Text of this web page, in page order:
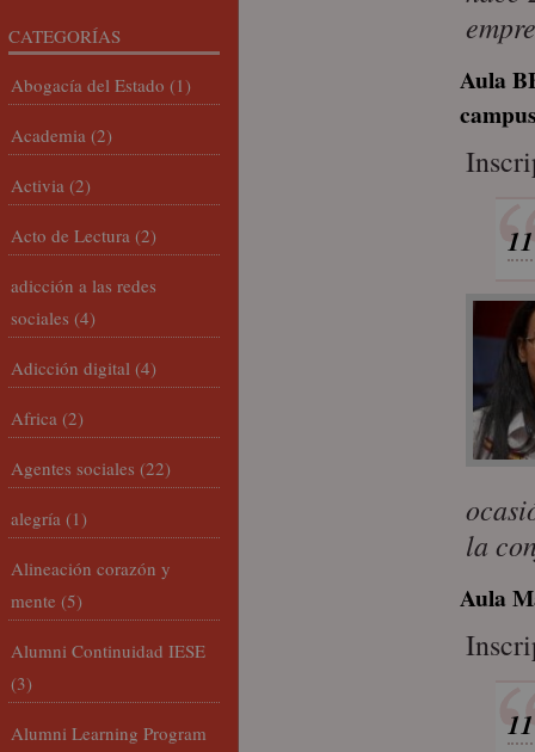
Aula
la
Aula
CATEGORÍAS
Abogacía del Estado (1)
Academia (2)
Activia (2)
Acto de Lectura (2)
adicción a las redes
sociales (4)
Adicción digital (4)
Africa (2)
Agentes sociales (22)
alegría (1)
Alineación corazón y
mente (5)
Alumni Continuidad IESE
(3)
Alumni Learning Program